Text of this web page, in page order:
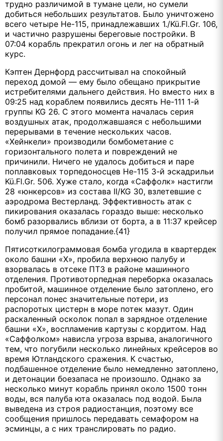
трудно различимой в тумане цели, но сумели
добиться небольших результатов. Было уничтожено
всего четыре Не-115, принадлежавших 1./Kü.Fl.Gr. 106,
и частично разрушены береговые постройки. В
07:04 корабль прекратил огонь и лег на обратный
курс.
Кэптен Дернфорд рассчитывал на спокойный
переход домой — ему было обещано прикрытие
истребителями дальнего действия. Но вместо них в
09:25 над кораблем появились десять Не-111 1-й
группы KG 26. С этого момента началась серия
воздушных атак, продолжавшаяся с небольшими
перерывами в течение нескольких часов.
«Хейнкели» производили бомбометание с
горизонтального полета и повреждений не
причинили. Ничего не удалось добиться и паре
поплавковых торпедоносцев Не-115 3-й эскадрильи
Kü.Fl.Gr. 506. Хуже стало, когда «Саффолк» настигли
28 «юнкерсов» из состава II/KG 30, взлетевшие с
аэродрома Вестерланд. Эффективность атак с
пикирования оказалась гораздо выше: несколько
бомб разорвались вблизи от борта, а в 11:37 крейсер
получил прямое попадание.{41}
Пятисоткилограммовая бомба угодила в квартердек
около башни «Х», пробила верхнюю палубу и
взорвалась в отсеке ПТЗ в районе машинного
отделения. Противоторпедная переборка оказалась
пробитой, машинное отделение было затоплено, его
персонал понес значительные потери, из
распоротых цистерн в море потек мазут. Один
раскаленный осколок попал в зарядное отделение
башни «Х», воспламенив картузы с кордитом. Над
«Саффолком» нависла угроза взрыва, аналогичного
тем, что погубили несколько линейных крейсеров во
время Ютландского сражения. К счастью,
подбашенное отделение было немедленно затоплено,
и детонации боезапаса не произошло. Однако за
несколько минут корабль принял около 1500 тонн
воды, вся палуба юта оказалась под водой. Была
выведена из строя радиостанция, поэтому все
сообщения пришлось передавать семафором на
эсминцы, а с них транслировать по радио.